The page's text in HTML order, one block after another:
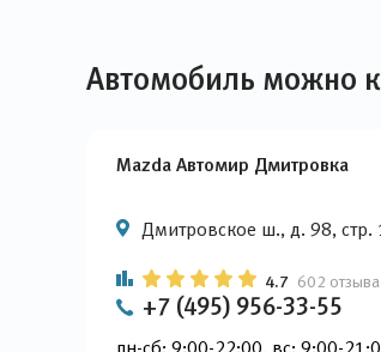
Автомобиль можно
Mazda Автомир Дмитровка
Дмитровское ш., д. 98, стр.
4.7 602 отзыва
+7 (495) 956-33-55
пн-сб: 9:00-22:00, вс: 9:00-